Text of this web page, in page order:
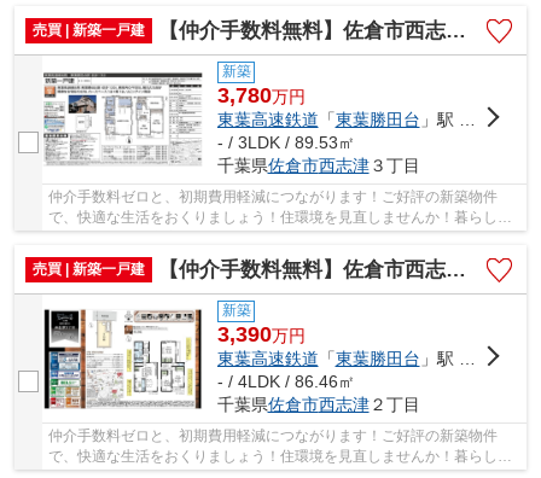
売買 | 新築一戸建
【仲介手数料無料】佐倉市西志津 新築戸建て
新築
3,780万円
東葉高速鉄道 「東葉勝田台 」駅 徒歩14分
- / 3LDK / 89.53㎡
千葉県佐倉市西志津３丁目
仲介手数料ゼロと、初期費用軽減につながります！ご好評の新築物件
で、快適な生活をおくりましょう！住環境を見直しませんか！暮らしの
売買 | 新築一戸建
【仲介手数料無料】佐倉市西志津 新築戸建て
新築
3,390万円
東葉高速鉄道 「東葉勝田台 」駅 徒歩13分
- / 4LDK / 86.46㎡
千葉県佐倉市西志津２丁目
仲介手数料ゼロと、初期費用軽減につながります！ご好評の新築物件
で、快適な生活をおくりましょう！住環境を見直しませんか！暮らしの